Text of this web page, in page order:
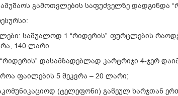
გამოთვლების საფუძველზე დადგინდა
საშუალოდ 1 “რიდერის” ფურცლების
140 ლარი.
“რიდერის” დასამზადებლად კარტრიჯი 4-ჯერ
ფაილების 5 შეკვრა – 20 ლარი;
(ტელეფონი) გაწეულ ხარჯთან